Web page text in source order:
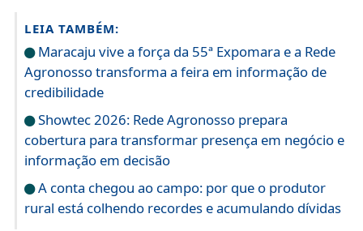
LEIA TAMBÉM:
Maracaju vive a força da 55ª Expomara e a Rede
Agronosso transforma a feira em informação de
credibilidade
Showtec 2026: Rede Agronosso prepara
cobertura para transformar presença em negócio e
informação em decisão
A conta chegou ao campo: por que o produtor
rural está colhendo recordes e acumulando dívidas